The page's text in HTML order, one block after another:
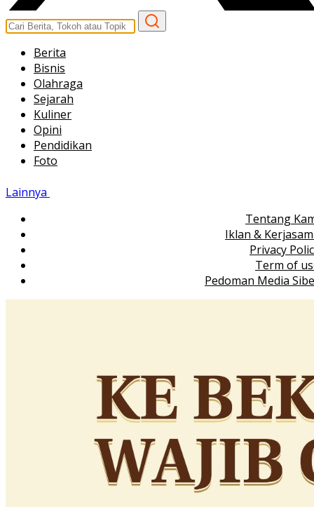
Berita
Bisnis
Olahraga
Sejarah
Kuliner
Opini
Pendidikan
Foto
Lainnya
Tentang
Iklan &
Privacy
Term of
Pedoman Media